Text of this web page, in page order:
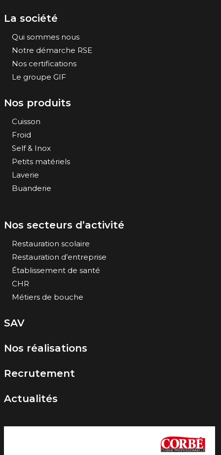
La société
Qui sommes nous
Notre démarche RSE
Nos certifications
Le groupe GIF
Nos produits
Cuisson
Froid
Self & Inox
Petits matériels
Laverie
Buanderie
Nos secteurs d’activité
Restauration scolaire
Restauration d’entreprise
Établissement de santé
CHR
Métiers de bouche
SAV
Nos réalisations
Recrutement
Actualités